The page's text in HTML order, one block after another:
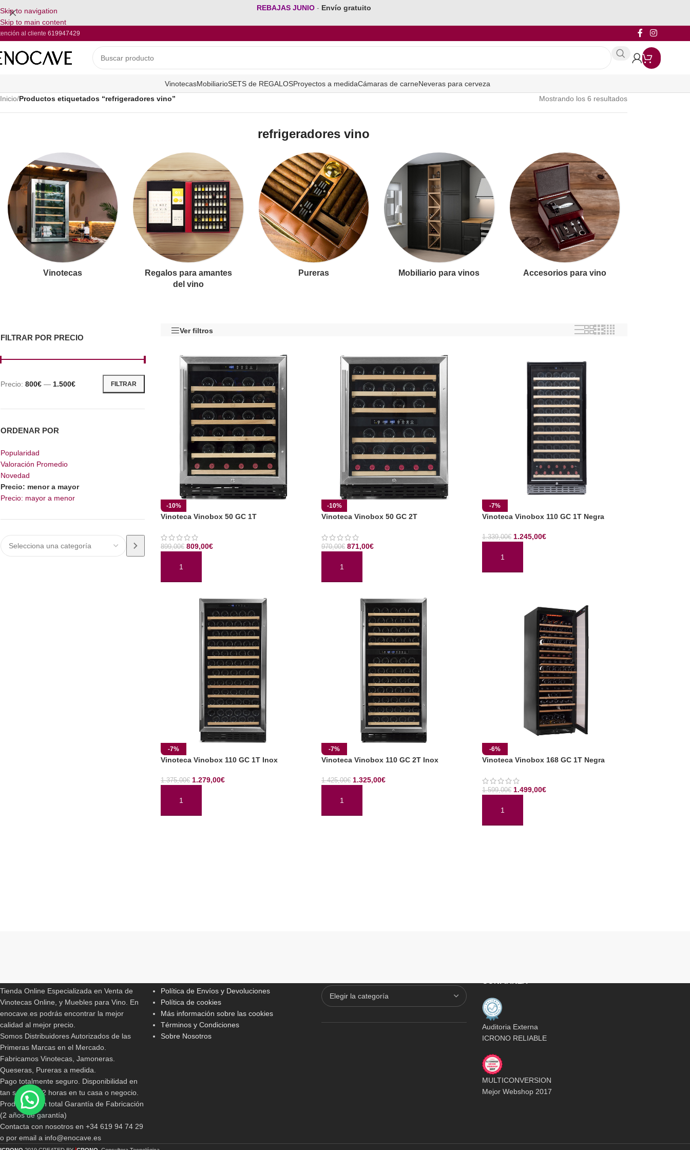
Skip to navigation
Skip to main content
REBAJAS JUNIO - Envío gratuito
al cliente 619947429
VinotecasMobiliarioSETS de REGALOSProyectos a medidaCámaras de carneNeveras para cerveza
Inicio/Productos etiquetados “refrigeradores vino” Mostrando los 6 resultados
refrigeradores vino
Vinotecas
Regalos para amantes
del vino
Pureras Mobiliario para vinos Accesorios para vino
FILTRAR POR PRECIO
FILTRAR
Precio: 800€— 1.500€
ORDENAR POR
Popularidad
Valoración Promedio
Novedad
Precio: menor a mayor
Precio: mayor a menor
Ver filtros
-10%
Vinoteca Vinobox 50 GC 1T
899,00€ 809,00€
AÑADIR AL CARRITO
-10%
Vinoteca Vinobox 50 GC 2T
970,00€ 871,00€
AÑADIR AL CARRITO
-7%
Vinoteca Vinobox 110 GC 1T Negra
1.339,00€ 1.245,00€
AÑADIR AL CARRITO
-7%
Vinoteca Vinobox 110 GC 1T Inox
1.375,00€ 1.279,00€
AÑADIR AL CARRITO
-7%
Vinoteca Vinobox 110 GC 2T Inox
1.425,00€ 1.325,00€
AÑADIR AL CARRITO
-6%
Vinoteca Vinobox 168 GC 1T Negra
1.599,00€ 1.499,00€
AÑADIR AL CARRITO
Tienda Online Especializada en Venta de
Vinotecas Online, y Muebles para Vino. En
enocave.es podrás encontrar la mejor
calidad al mejor precio.
Somos Distribuidores Autorizados de las
Primeras Marcas en el Mercado.
Fabricamos Vinotecas, Jamoneras.
Queseras, Pureras a medida.
Pago totalmente seguro. Disponibilidad en
tan solo 24/72 horas en tu casa o negocio.
Productos con total Garantía de Fabricación
(2 años de garantía)
Contacta con nosotros en +34 619 94 74 29
o por email a info@enocave.es
Política de Envíos y Devoluciones
Política de cookies
Más información sobre las cookies
Términos y Condiciones
Sobre Nosotros
Auditoria Externa
ICRONO RELIABLE
MULTICONVERSION
Mejor Webshop 2017